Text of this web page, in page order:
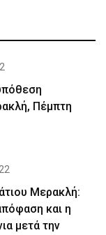
Πέμπτη
Μερακλή:
και η
μετά την